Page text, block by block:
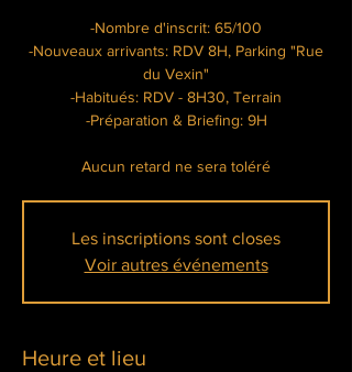
-Nombre d'inscrit: 65/100
-Nouveaux arrivants: RDV 8H, Parking "Rue
du Vexin"
-Habitués: RDV - 8H30, Terrain
-Préparation & Briefing: 9H
Aucun retard ne sera toléré
Les inscriptions sont closes
Voir autres événements
Heure et lieu